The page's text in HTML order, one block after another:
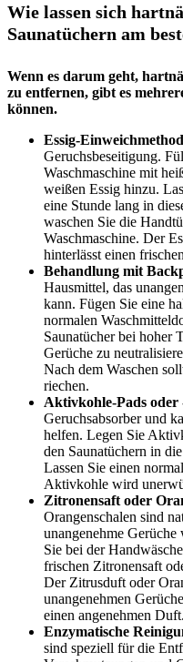
Wie lassen sich
Saunatüchern am
Wenn es darum geht,
zu entfernen, gibt es
können.
Essig-
Geruchsbeseitigung.
Waschmaschine mit
weißen Essig hinzu.
eine Stunde lang in
waschen Sie die
Waschmaschine. Der
hinterlässt einen
Behandlung mit
Hausmittel, das
kann. Fügen Sie eine
normalen
Saunatücher bei hoher
Gerüche zu
Nach dem Waschen
riechen.
Aktivkohle-Pads oder
Geruchsabsorber und
helfen. Legen Sie
den Saunatüchern in
Lassen Sie einen
Aktivkohle wird
Zitronensaft oder
Orangenschalen sind
unangenehme
Sie bei der
frischen Zitronensaft
Der Zitrusduft oder
unangenehmen
einen angenehmen Duft.
Enzymatische
sind speziell für die